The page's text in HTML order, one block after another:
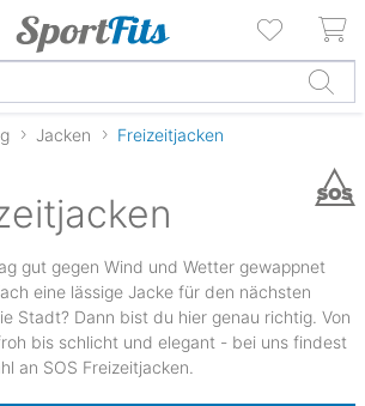
Jacken Freizeitjacken
gut gegen Wind und Wetter gewappnet
eine lässige Jacke für den nächsten
Stadt? Dann bist du hier genau richtig. Von
bis schlicht und elegant - bei uns findest
an SOS Freizeitjacken.